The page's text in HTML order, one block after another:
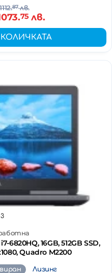
87лв.
75лв.
16GB, 512GB SSD,
Quadro M2200
Лизинг